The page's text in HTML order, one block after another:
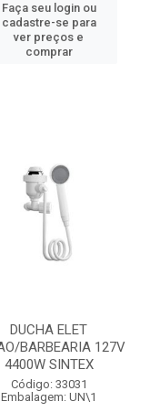
Faça seu login ou
cadastre-se para
ver preços e
comprar
DUCHA ELET
BARBEARIA 127V
4400W SINTEX
Código: 33031
Embalagem: UN\1